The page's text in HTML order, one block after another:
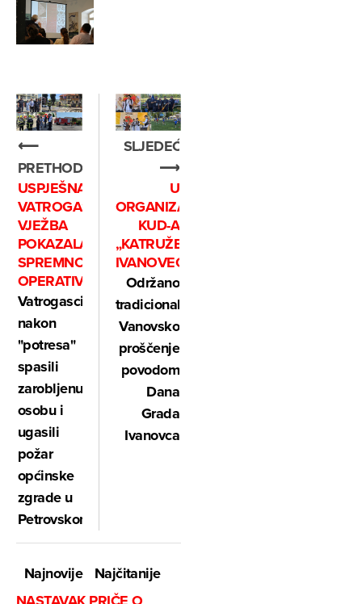
⟵
PRETHODNO
USPJEŠNA
VATROGASNA
VJEŽBA
POKAZALA
SPREMNOST
OPERATIVACA
Vatrogasci
nakon
"potresa"
spasili
zarobljenu
osobu i
ugasili
požar
općinske
zgrade u
Petrovskom!
SLJEDEĆE
⟶
U
ORGANIZACIJI
KUD-A
„KATRUŽE“
IVANOVEC
Održano
tradicionalno
Vanovsko
proščenje
povodom
Dana
Grada
Ivanovca
Najnovije
Najčitanije